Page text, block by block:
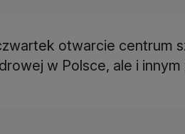
otwarcie centrum
w Polsce, ale i